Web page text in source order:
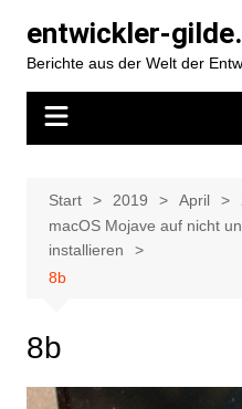
Inhalt
springen
entwickler-
Berichte aus der Welt der
Start 2019 April
macOS Mojave auf nicht
installieren
8b
8b